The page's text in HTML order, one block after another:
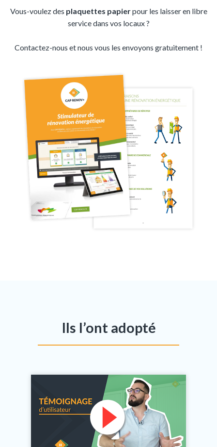
Vous-voulez des plaquettes papierpour les laisser en libre
service dans vos locaux ?
Contactez-nous et nous vous les envoyons gratuitement !
Ils l’ont adopté